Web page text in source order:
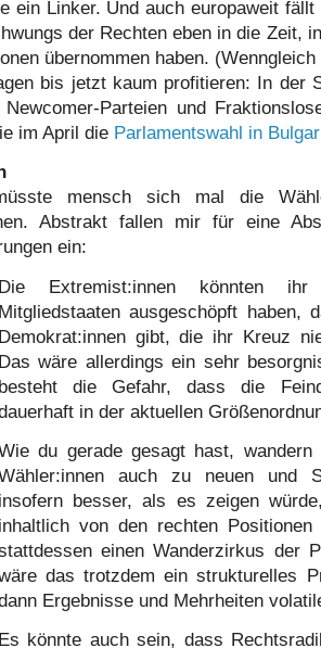
ein Linker. Und auch europaweit
der Rechten eben in die Zeit,
übernommen haben.
bis jetzt kaum profitieren: In der
Newcomer-Parteien und
im April die Parlamentswahl in
mensch sich mal die
Abstrakt fallen mir für eine
ein:
Die Extremist:innen könnten
Mitgliedstaaten ausgeschöpft haben,
Demokrat:innen gibt, die ihr Kreuz
Das wäre allerdings ein sehr
besteht die Gefahr, dass die
in der aktuellen
du gerade gesagt hast,
auch zu neuen und
insofern besser, als es zeigen
inhaltlich von den rechten
einen Wanderzirkus der
das trotzdem ein strukturelles
Ergebnisse und Mehrheiten
Es könnte auch sein, dass